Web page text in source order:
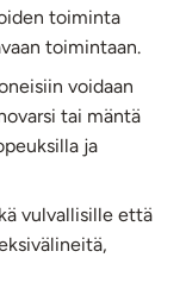
toiminta
toimintaan.
voidaan
tai mäntä
ja
vulvallisille että